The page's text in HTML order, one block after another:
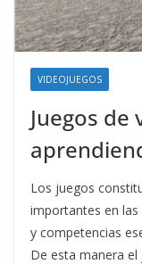
VIDEOJUEGOS
Juegos de
Los juegos
importantes en
y competencias
De esta manera